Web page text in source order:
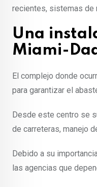
recientes, sistemas de
Una
Miami-
El complejo donde
para garantizar el
Desde este centro se
de carreteras, manejo
Debido a su
las agencias que